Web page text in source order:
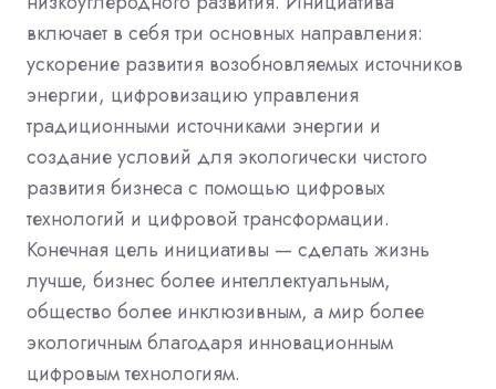
включает в себя три основных направления:
ускорение развития возобновляемых источников
энергии, цифровизацию управления
традиционными источниками энергии и
создание условий для экологически чистого
развития бизнеса с помощью цифровых
технологий и цифровой трансформации.
Конечная цель инициативы — сделать жизнь
лучше, бизнес более интеллектуальным,
общество более инклюзивным, а мир более
экологичным благодаря инновационным
цифровым технологиям.